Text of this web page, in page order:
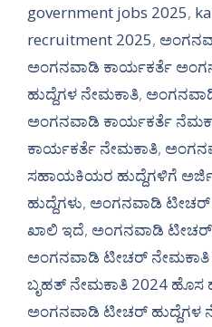
government jobs 2025,
recruitment 2025,
ಅಂಗನವಾಡಿ ಕಾರ್ಯಕರ್ತೆ
ಹುದ್ದೆಗಳ ನೇಮಕಾತಿ,
ಅಂಗನವಾಡಿ ಕಾರ್ಯಕರ್ತೆ
ಕಾರ್ಯಕರ್ತೆ ನೇಮಕಾತಿ,
ಸಹಾಯಕಿಯರ ಹುದ್ದೆಗಳಿಗೆ
ಹುದ್ದೆಗಳು, ಅಂಗನವಾಡಿ
ಖಾಲಿ ಇದೆ, ಅಂಗನವಾಡಿ
ಅಂಗನವಾಡಿ ಟೀಚರ್ ನೇಮಕಾತಿ
ಬೃಹತ್ ನೇಮಕಾತಿ 2024 ಹೊಸ
ಅಂಗನವಾಡಿ ಟೀಚರ್ ಹುದ್ದೆಗಳ